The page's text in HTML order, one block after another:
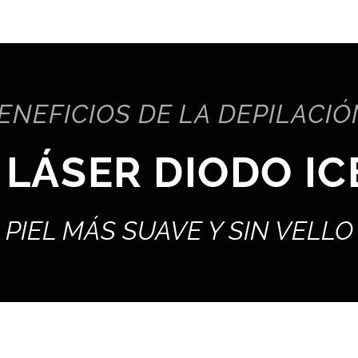
DE LA
DIODO
PIEL MÁS SUAVE Y SIN VELLO